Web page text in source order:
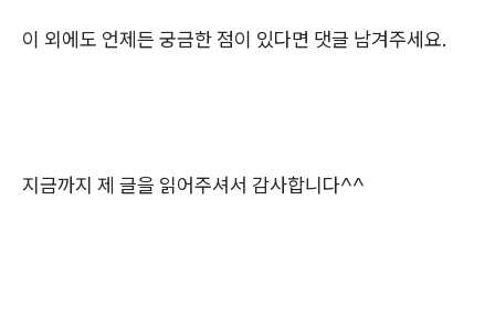
이 외에도 언제든 궁금한 점이 있다면 댓글 남겨주세요.
지금까지 제 글을 읽어주셔서 감사합니다^^